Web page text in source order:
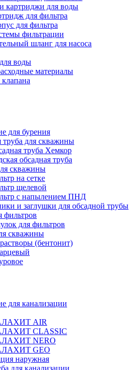
картриджи для воды
для фильтра
для фильтра
фильтрации
шланг для насоса
воды
материалы
для бурения
труба для скважины
труба Хемкор
обсадная труба
скважины
на сетке
щелевой
с напылением ПНД
и заглушки для обсадной трубы
фильтров
для фильтров
скважины
(бентонит)
для канализации
AIR
CLASSIC
NERO
GEO
наружная
для канализации